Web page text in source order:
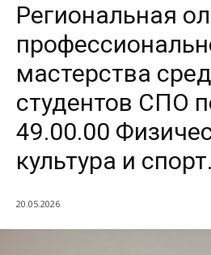
Региональная
мастерства
студентов СПО
49.00.00
культура и спорт.
20.05.2026